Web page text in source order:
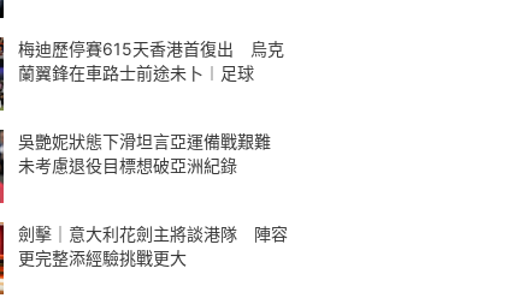
梅迪歷停賽615天香港首復出 烏克
蘭翼鋒在車路士前途未卜︱足球
吳艷妮狀態下滑坦言亞運備戰艱難
未考慮退役目標想破亞洲紀錄
劍擊｜意大利花劍主將談港隊 陣容
更完整添經驗挑戰更大